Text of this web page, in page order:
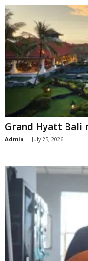
Grand Hyatt Bali
Admin - July 25, 2026